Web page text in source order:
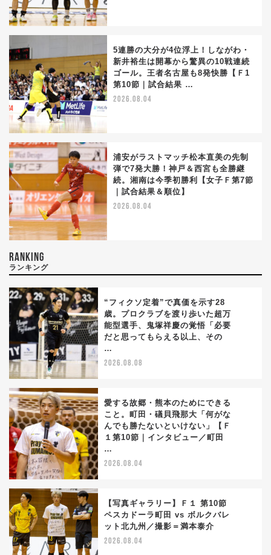
5連勝の大分が4位浮上！しながわ・
新井裕生は開幕から驚異の10戦連続
ゴール。王者名古屋も8発快勝【Ｆ1
第10節｜試合結果 …
2026.08.04
浦安がラストマッチ松本直美の先制
弾で7発大勝！神戸＆西宮も全勝継
続。湘南は今季初勝利【女子Ｆ第7節
｜試合結果＆順位】
2026.08.04
RANKING
ランキング
“フィクソ定着”で真価を示す28
歳。プロクラブを渡り歩いた超万
能型選手、鬼塚祥慶の覚悟「必要
だと思ってもらえる以上、その
…
2026.08.08
愛する故郷・熊本のためにできる
こと。町田・礒貝飛那大「何がな
んでも勝たないといけない」【Ｆ
１第10節｜インタビュー／町田
…
2026.08.04
【写真ギャラリー】Ｆ１ 第10節
ペスカドーラ町田 vs ボルクバレ
ット北九州／撮影＝満本泰介
2026.08.04